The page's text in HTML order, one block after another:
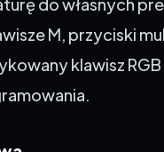
M, przyciski
klawisz